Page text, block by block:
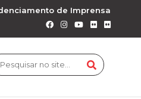
de Imprensa